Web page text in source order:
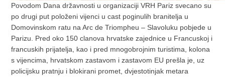
Povodom Dana državnosti u organizaciji VRH Pariz svecano su
po drugi put položeni vijenci u cast poginulih branitelja u
Domovinskom ratu na Arc de Triompheu – Slavoluku pobjede u
Parizu. Pred oko 150 clanova hrvatske zajednice u Francuskoj i
francuskih prijatelja, kao i pred mnogobrojnim turistima, kolona
s vijencima, hrvatskom zastavom i zastavom EU prešla je, uz
policijsku pratnju i blokirani promet, dvjestotinjak metara